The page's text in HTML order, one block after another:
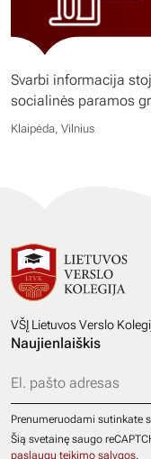
Svarbi informacija
socialinės paramos
Klaipėda, Vilnius
VŠĮ Lietuvos Verslo
Naujienlaiškis
Prenumeruodami sutinkate
Šią svetainę saugo
paslaugų teikimo sąlygos.